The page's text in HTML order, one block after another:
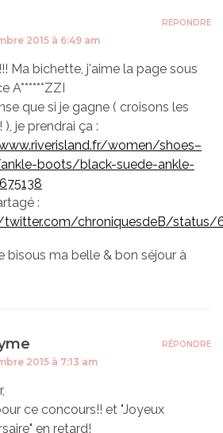
2015 à 6:49 am
Ma bichette, j'aime la page sous
A******ZZI
que si je gagne ( croisons les
), je prendrai ça :
women/shoes–
boots/black-suede-ankle-
:
chroniquesdeB/status/
bisous ma belle & bon séjour à
RÉPONDRE
2015 à 7:13 am
ce concours!! et "Joyeux
en retard!
RÉPONDRE